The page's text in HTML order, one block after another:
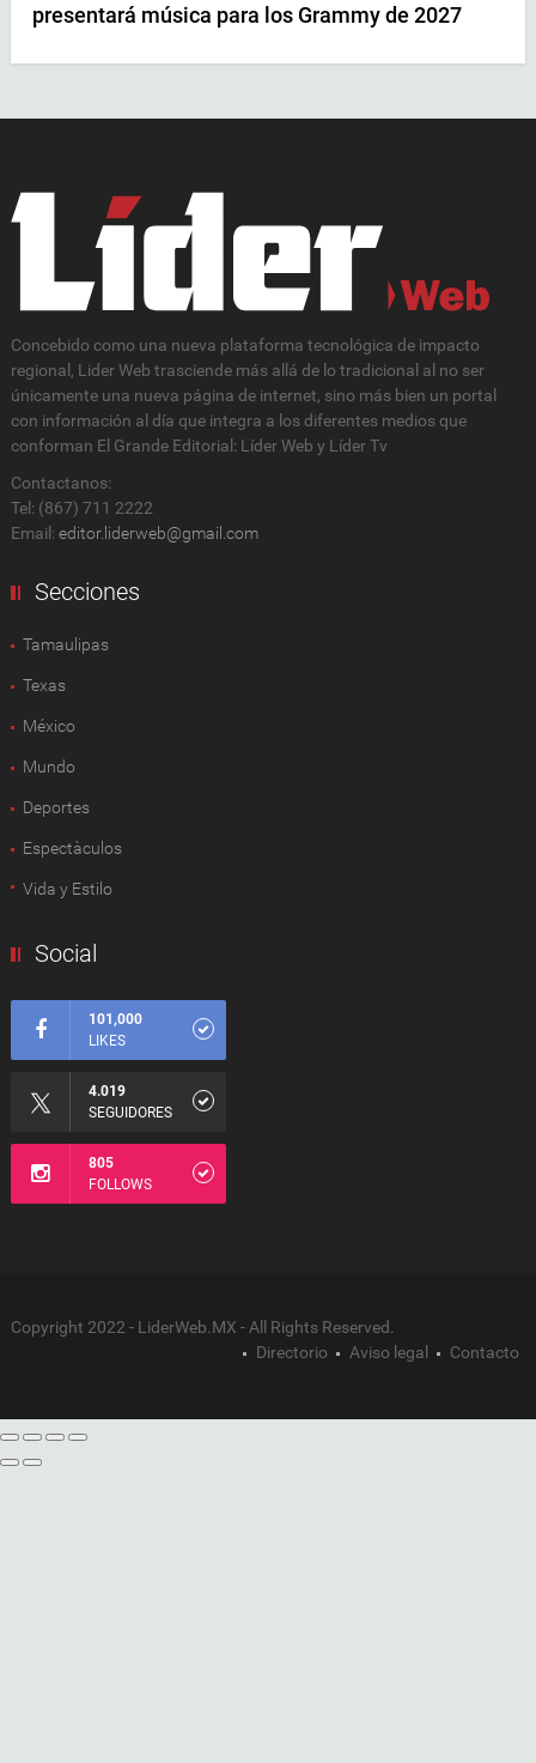
presentará música para los Grammy de 2027
Concebido como una nueva plataforma tecnológica de impacto
regional, Lider Web trasciende más allá de lo tradicional al no ser
únicamente una nueva página de internet, sino más bien un portal
con información al día que integra a los diferentes medios que
conforman El Grande Editorial: Líder Web y Líder Tv
Contactanos:
Tel: (867) 711 2222
Email: editor.liderweb@gmail.com
Secciones
Tamaulipas
Texas
México
Mundo
Deportes
Espectàculos
Vida y Estilo
Social
101,000
LIKES
4.019
SEGUIDORES
805
FOLLOWS
Copyright 2022 - LiderWeb.MX - All Rights Reserved.
Directorio
Aviso legal Contacto